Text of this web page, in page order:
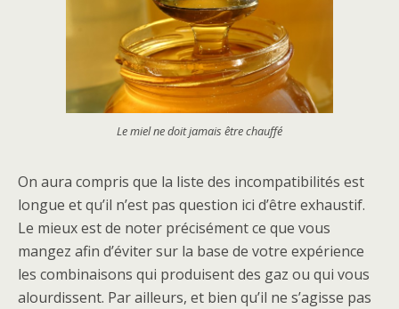
Le miel ne doit jamais être chauffé
On aura compris que la liste des incompatibilités est
longue et qu’il n’est pas question ici d’être exhaustif.
Le mieux est de noter précisément ce que vous
mangez afin d’éviter sur la base de votre expérience
les combinaisons qui produisent des gaz ou qui vous
alourdissent. Par ailleurs, et bien qu’il ne s’agisse pas